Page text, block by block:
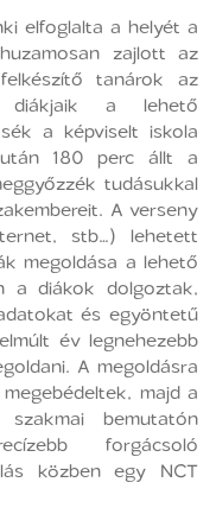
elfoglalta a helyét a
zajlott az
tanárok az
diákjaik a lehető
a képviselt iskola
180 perc állt a
tudásukkal
A verseny
stb…) lehetett
megoldása a lehető
a diákok dolgoztak,
és egyöntetű
év legnehezebb
A megoldásra
majd a
bemutatón
forgácsoló
közben egy NCT